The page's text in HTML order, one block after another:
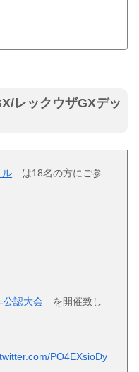
レックウザGXデッ
ル は18名の方にご参
公認大会 を開催致し
PO4EXsioDy